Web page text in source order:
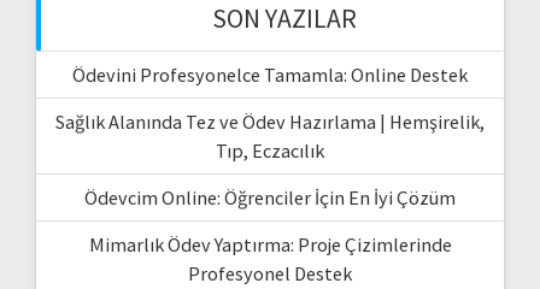
SON YAZILAR
Ödevini Profesyonelce Tamamla: Online Destek
Sağlık Alanında Tez ve Ödev Hazırlama | Hemşirelik,
Tıp, Eczacılık
Ödevcim Online: Öğrenciler İçin En İyi Çözüm
Mimarlık Ödev Yaptırma: Proje Çizimlerinde
Profesyonel Destek